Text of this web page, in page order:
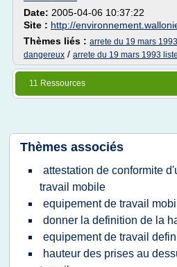
Date: 2005-04-06 10:37:22
Site : http://
Thèmes liés : arrete du 19 mars
dangereux / arrete du 19 mars 1993
11 Ressources
Thèmes associés
attestation de conformite
travail mobile
equipement de travail
donner la definition de la
equipement de travail
hauteur des prises au